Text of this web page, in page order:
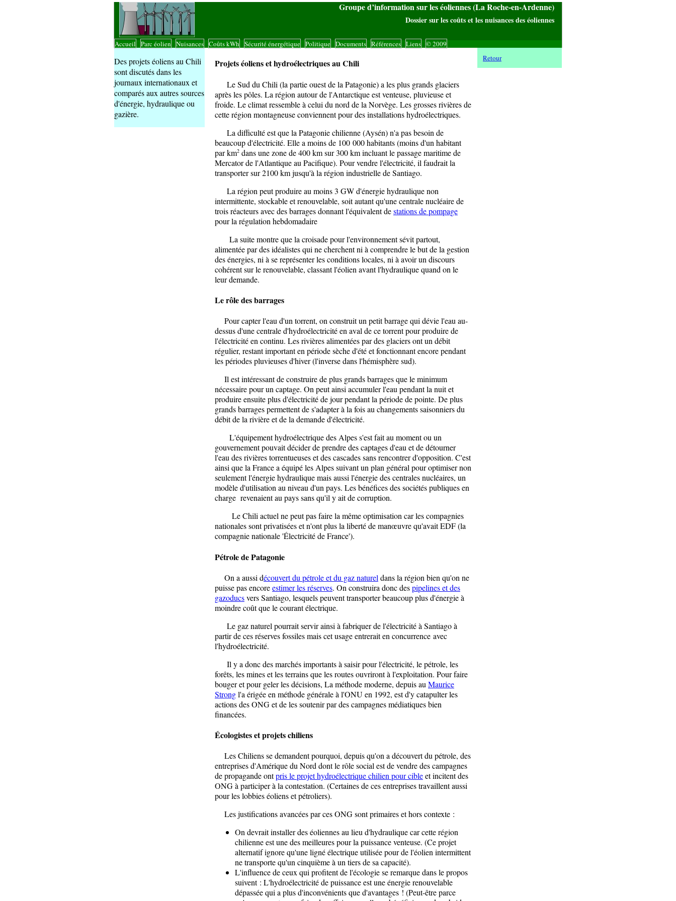
Groupe d’information sur les éoliennes (La Roche-en-Ardenne)
Dossier sur les coûts et les nuisances des éoliennes
Accueil Parc éolien Nuisances Coûts kWh Sécurité énergétique Politique Documents Références Liens © 2009
Des projets éoliens au Chili
sont discutés dans les
journaux internationaux et
comparés aux autres sources
d'énergie, hydraulique ou
gazière.
Projets éoliens et hydroélectriques au Chili
Le Sud du Chili (la partie ouest de la Patagonie) a les plus grands glaciers
après les pôles. La région autour de l'Antarctique est venteuse, pluvieuse et
froide. Le climat ressemble à celui du nord de la Norvège. Les grosses rivières de
cette région montagneuse conviennent pour des installations hydroélectriques.
La difficulté est que la Patagonie chilienne (Aysén) n'a pas besoin de
beaucoup d'électricité. Elle a moins de 100 000 habitants (moins d'un habitant
par km2 dans une zone de 400 km sur 300 km incluant le passage maritime de
Mercator de l'Atlantique au Pacifique). Pour vendre l'électricité, il faudrait la
transporter sur 2100 km jusqu'à la région industrielle de Santiago.
La région peut produire au moins 3 GW d'énergie hydraulique non
intermittente, stockable et renouvelable, soit autant qu'une centrale nucléaire de
trois réacteurs avec des barrages donnant l'équivalent destations de pompage
pour la régulation hebdomadaire
La suite montre que la croisade pour l'environnement sévit partout,
alimentée par des idéalistes qui ne cherchent ni à comprendre le but de la gestion
des énergies, ni à se représenter les conditions locales, ni à avoir un discours
cohérent sur le renouvelable, classant l'éolien avant l'hydraulique quand on le
leur demande.
Le rôle des barrages
Pour capter l'eau d'un torrent, on construit un petit barrage qui dévie l'eau au-
dessus d'une centrale d'hydroélectricité en aval de ce torrent pour produire de
l'électricité en continu. Les rivières alimentées par des glaciers ont un débit
régulier, restant important en période sèche d'été et fonctionnant encore pendant
les périodes pluvieuses d'hiver (l'inverse dans l'hémisphère sud).
Il est intéressant de construire de plus grands barrages que le minimum
nécessaire pour un captage. On peut ainsi accumuler l'eau pendant la nuit et
produire ensuite plus d'électricité de jour pendant la période de pointe. De plus
grands barrages permettent de s'adapter à la fois au changements saisonniers du
débit de la rivière et de la demande d'électricité.
L'équipement hydroélectrique des Alpes s'est fait au moment ou un
gouvernement pouvait décider de prendre des captages d'eau et de détourner
l'eau des rivières torrentueuses et des cascades sans rencontrer d'opposition. C'est
ainsi que la France a équipé les Alpes suivant un plan général pour optimiser non
seulement l'énergie hydraulique mais aussi l'énergie des centrales nucléaires, un
modèle d'utilisation au niveau d'un pays. Les bénéfices des sociétés publiques en
charge revenaient au pays sans qu'il y ait de corruption.
Le Chili actuel ne peut pas faire la même optimisation car les compagnies
nationales sont privatisées et n'ont plus la liberté de manœuvre qu'avait EDF (la
compagnie nationale 'Électricité de France').
Pétrole de Patagonie
On a aussi découvert du pétrole et du gaz naturel dans la région bien qu'on ne
puisse pas encoreestimer les réserves. On construira donc despipelines et des
gazoducsvers Santiago, lesquels peuvent transporter beaucoup plus d'énergie à
moindre coût que le courant électrique.
Le gaz naturel pourrait servir ainsi à fabriquer de l'électricité à Santiago à
partir de ces réserves fossiles mais cet usage entrerait en concurrence avec
l'hydroélectricité.
Il y a donc des marchés importants à saisir pour l'électricité, le pétrole, les
forêts, les mines et les terrains que les routes ouvriront à l'exploitation. Pour faire
bouger et pour geler les décisions, La méthode moderne, depuis au Maurice
Strongl'a érigée en méthode générale à l'ONU en 1992, est d'y catapulter les
actions des ONG et de les soutenir par des campagnes médiatiques bien
financées.
Écologistes et projets chiliens
Les Chiliens se demandent pourquoi, depuis qu'on a découvert du pétrole, des
entreprises d'Amérique du Nord dont le rôle social est de vendre des campagnes
de propagande ontpris le projet hydroélectrique chilien pour cibleet incitent des
ONG à participer à la contestation. (Certaines de ces entreprises travaillent aussi
pour les lobbies éoliens et pétroliers).
Les justifications avancées par ces ONG sont primaires et hors contexte :
On devrait installer des éoliennes au lieu d'hydraulique car cette région
chilienne est une des meilleures pour la puissance venteuse. (Ce projet
alternatif ignore qu'une ligné électrique utilisée pour de l'éolien intermittent
ne transporte qu'un cinquième à un tiers de sa capacité).
L'influence de ceux qui profitent de l'écologie se remarque dans le propos
suivent : L'hydroélectricité de puissance est une énergie renouvelable
dépassée qui a plus d'inconvénients que d'avantages ! (Peut-être parce
Retour